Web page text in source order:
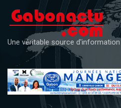
content
Une véritable source d'information